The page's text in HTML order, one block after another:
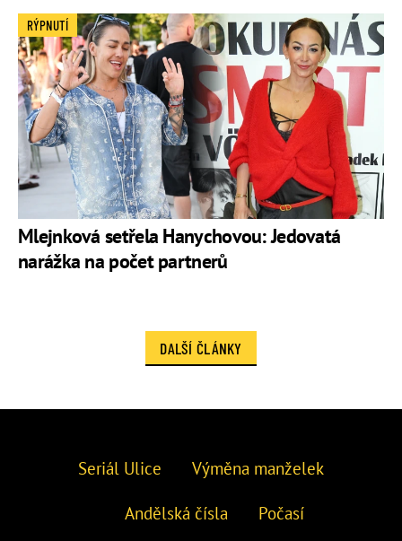
Mlejnková setřela Hanychovou: Jedovatá
narážka na počet partnerů
RÝPNUTÍ
DALŠÍ ČLÁNKY
Seriál Ulice Výměna manželek
Andělská čísla Počasí